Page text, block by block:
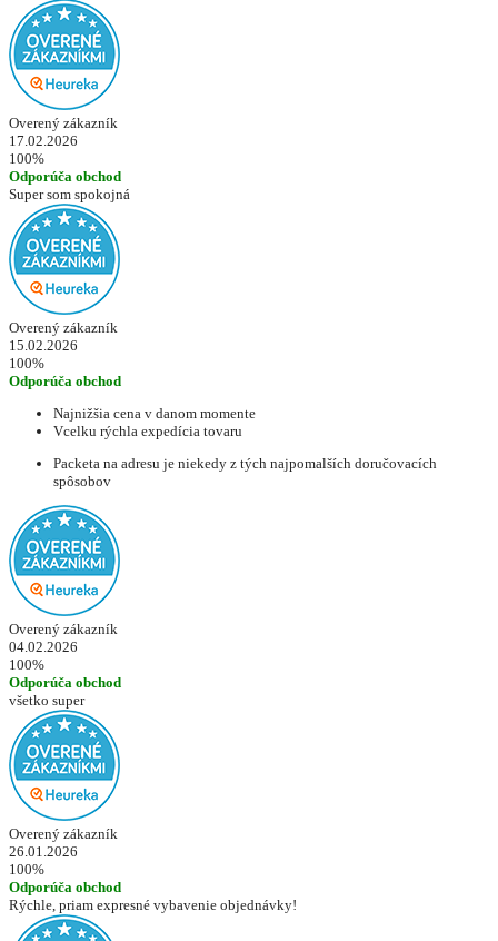
Overený zákazník
17.02.2026
100%
Odporúča obchod
Super som spokojná
Overený zákazník
15.02.2026
100%
Odporúča obchod
Najnižšia cena v danom momente
Vcelku rýchla expedícia tovaru
Packeta na adresu je niekedy z tých najpomalších doručovacích
spôsobov
Overený zákazník
04.02.2026
100%
Odporúča obchod
všetko super
Overený zákazník
26.01.2026
100%
Odporúča obchod
Rýchle, priam expresné vybavenie objednávky!